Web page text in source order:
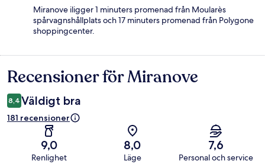
Miranove iligger 1 minuters promenad från Moularès
spårvagnshållplats och 17 minuters promenad från Polygone
shoppingcenter.
Recensioner
Recensioner för Miranove
8,4 Väldigt bra
181 recensioner
9,0
Renlighet
8,0
Läge
7,6
Personal och service